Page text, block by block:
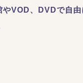
VOD、DVDで自由